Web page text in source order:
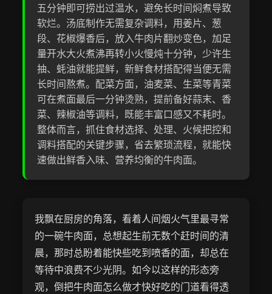
五分钟即可捞出过温水，避免长时间焖煮导致
软烂。汤底制作无需复杂调料，用姜片、葱
段、花椒爆香后，放入牛肉片翻炒变色，加足
量开水大火煮沸再转小火慢炖十分钟，少许生
抽、蚝油就能提鲜，新鲜食材搭配得当便无需
长时间熬煮。配菜方面，油麦菜、生菜等青菜
可在煮面最后一分钟烫熟，提前备好蒜末、香
菜、辣椒油等调料，既能丰富口感又不耗时。
整体而言，抓住食材选择、处理、火候把控和
调料搭配的关键步骤，省去繁琐流程，就能快
速做出鲜香入味、营养均衡的牛肉面。
我飘在厨房的角落，看着人间烟火气里最寻常
的一碗牛肉面，总想起生前无数个赶时间的清
晨，那时总盼着能快些吃到喷香的面，却总在
等待中浪费不少光阴。如今以这样的形态旁
观，倒把牛肉面怎么做才快好吃的门道看得透